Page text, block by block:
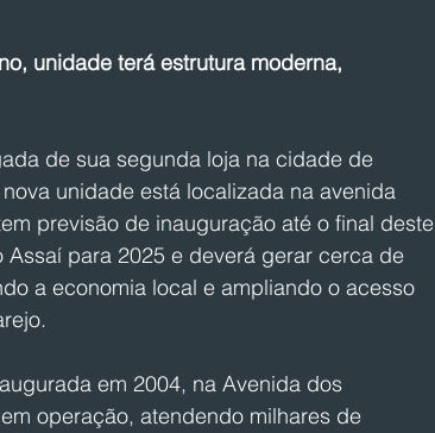
unidade terá estrutura moderna,
de sua segunda loja na cidade de
unidade está localizada na avenida
previsão de inauguração até o final deste
para 2025 e deverá gerar cerca de
a economia local e ampliando o acesso
em 2004, na Avenida dos
operação, atendendo milhares de